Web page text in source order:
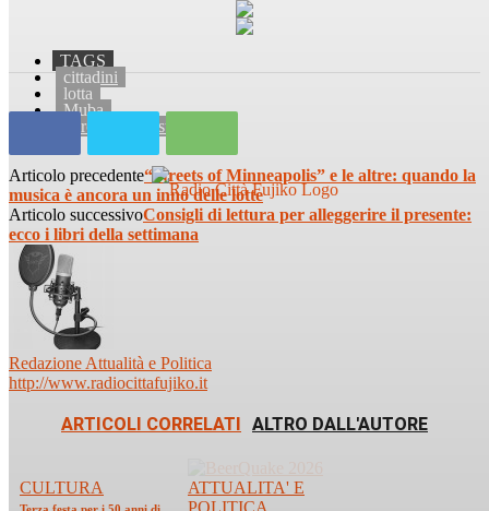
TAGS
cittadini
lotta
Muba
Parco del Pilastro
Articolo precedente“Streets of Minneapolis” e le altre: quando la
musica è ancora un inno delle lotte
Articolo successivoConsigli di lettura per alleggerire il presente:
ecco i libri della settimana
Redazione Attualità e Politica
http://www.radiocittafujiko.it
ARTICOLI CORRELATI ALTRO DALL'AUTORE
CULTURA
ATTUALITA' E
POLITICA